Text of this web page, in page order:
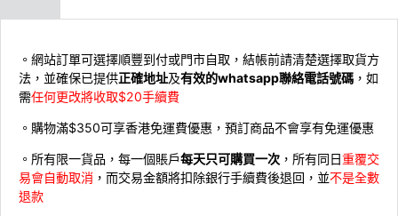
。網站訂單可選擇順豐到付或門市自取，結帳前請清楚選擇取貨方
法，並確保已提供正確地址及有效的whatsapp聯絡電話號碼 ，如
需任何更改將收取$20手續費
。購物滿$350可享香港免運費優惠，預訂商品不會享有免運優惠
。所有限一貨品，每一個賬戶每天只可購買一次 ，所有同日重覆交
易會自動取消 ，而交易金額將扣除銀行手續費後退回，並不是全數
退款